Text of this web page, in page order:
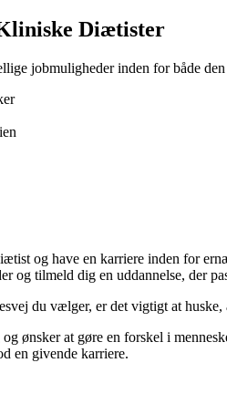
Diætister
jobmuligheder inden for både
og have en karriere inden for
og tilmeld dig en uddannelse, der
du vælger, er det vigtigt at
ønsker at gøre en forskel i
en givende karriere.